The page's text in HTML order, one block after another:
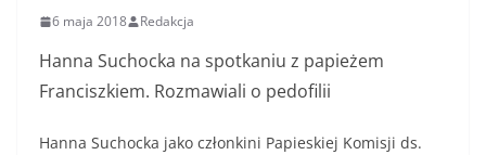
6 maja 2018 Redakcja
Hanna Suchocka na spotkaniu z papieżem
Franciszkiem. Rozmawiali o pedofilii
Hanna Suchocka jako członkini Papieskiej Komisji ds.